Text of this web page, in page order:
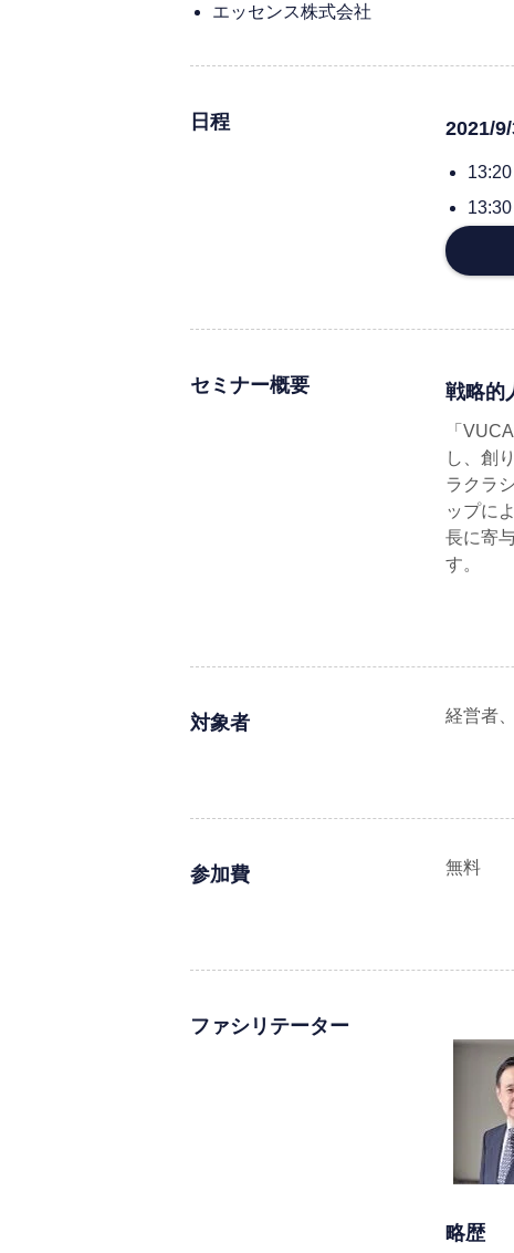
エッセンス株式会社
日程 2021/9/
セミナー概要 戦略的
「
し、創
ラクラ
ップに
長に寄
す。
対象者 経営者
参加費 無料
ファシリテーター
略歴